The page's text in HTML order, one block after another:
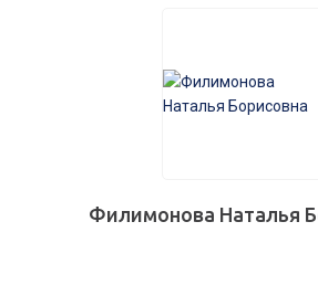
Филимонова Наталья